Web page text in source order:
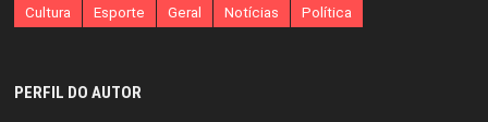
Cultura Esporte Geral Notícias Política
PERFIL DO AUTOR